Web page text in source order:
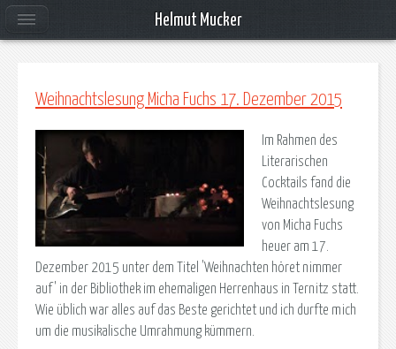
Weihnachtslesung Micha Fuchs 17. Dezember 2015
Im Rahmen des
Literarischen
Cocktails fand die
Weihnachtslesung
von Micha Fuchs
heuer am 17.
Dezember 2015 unter dem Titel 'Weihnachten höret nimmer
auf' in der Bibliothek im ehemaligen Herrenhaus in Ternitz statt.
Wie üblich war alles auf das Beste gerichtet und ich durfte mich
um die musikalische Umrahmung kümmern.
Helmut Mucker